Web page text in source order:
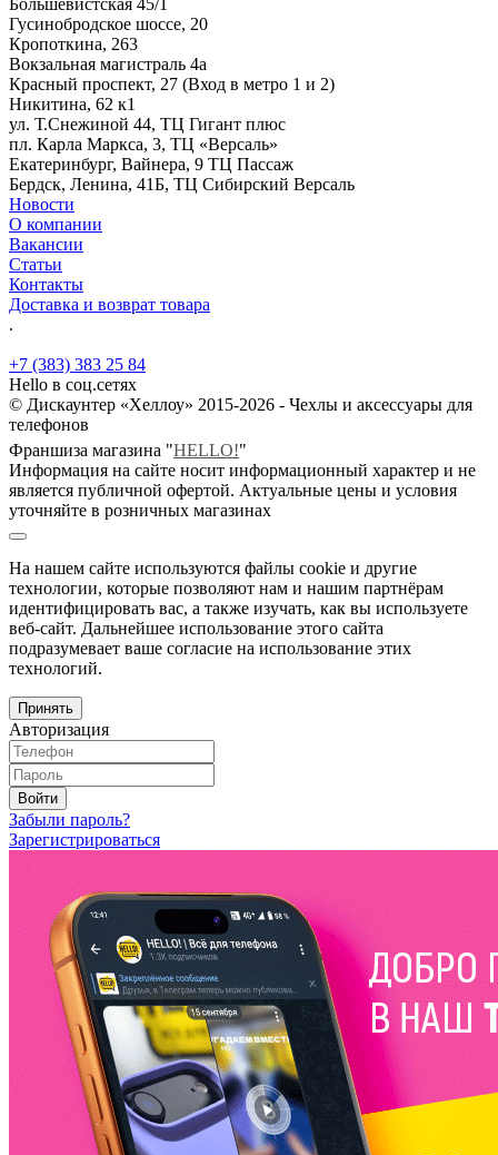
Гусинобродское шоссе, 20
Кропоткина, 263
Вокзальная магистраль 4а
Красный проспект, 27 (Вход в метро 1 и 2)
Никитина, 62 к1
ул. Т.Снежиной 44, ТЦ Гигант плюс
пл. Карла Маркса, 3, ТЦ «Версаль»
Екатеринбург, Вайнера, 9 ТЦ Пассаж
Бердск, Ленина, 41Б, ТЦ Сибирский Версаль
Новости
О компании
Вакансии
Статьи
Контакты
Доставка и возврат товара
.
+7 (383) 383 25 84
Hello в соц.сетях
© Дискаунтер «Хеллоу» 2015-2026 - Чехлы и аксессуары для
телефонов
Франшиза магазина "HELLO!"
Информация на сайте носит информационный характер и не
является публичной офертой. Актуальные цены и условия
уточняйте в розничных магазинах
На нашем сайте используются файлы cookie и другие
технологии, которые позволяют нам и нашим партнёрам
идентифицировать вас, а также изучать, как вы используете
веб-сайт. Дальнейшее использование этого сайта
подразумевает ваше согласие на использование этих
технологий.
Принять
Авторизация
Войти
Забыли пароль?
Зарегистрироваться